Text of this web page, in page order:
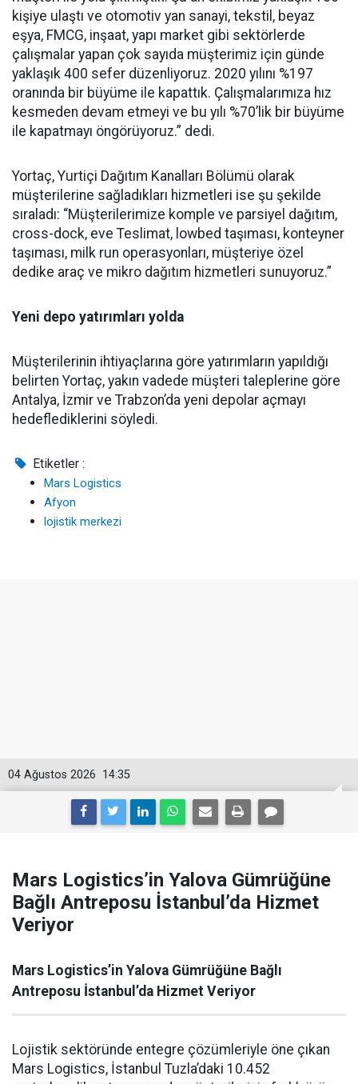
kişiye ulaştı ve otomotiv yan sanayi, tekstil, beyaz
eşya, FMCG, inşaat, yapı market gibi sektörlerde
çalışmalar yapan çok sayıda müşterimiz için günde
yaklaşık 400 sefer düzenliyoruz. 2020 yılını %197
oranında bir büyüme ile kapattık. Çalışmalarımıza hız
kesmeden devam etmeyi ve bu yılı %70’lik bir büyüme
ile kapatmayı öngörüyoruz.” dedi.
Yortaç, Yurtiçi Dağıtım Kanalları Bölümü olarak
müşterilerine sağladıkları hizmetleri ise şu şekilde
sıraladı: “Müşterilerimize komple ve parsiyel dağıtım,
cross-dock, eve Teslimat, lowbed taşıması, konteyner
taşıması, milk run operasyonları, müşteriye özel
dedike araç ve mikro dağıtım hizmetleri sunuyoruz.”
Yeni depo yatırımları yolda
Müşterilerinin ihtiyaçlarına göre yatırımların yapıldığı
belirten Yortaç, yakın vadede müşteri taleplerine göre
Antalya, İzmir ve Trabzon’da yeni depolar açmayı
hedeflediklerini söyledi.
Etiketler :
Mars Logistics
Afyon
lojistik merkezi
14:35
04 Ağustos 2026
Mars Logistics’in Yalova Gümrüğüne
Bağlı Antreposu İstanbul’da Hizmet
Veriyor
Mars Logistics’in Yalova Gümrüğüne Bağlı
Antreposu İstanbul’da Hizmet Veriyor
Lojistik sektöründe entegre çözümleriyle öne çıkan
Mars Logistics, İstanbul Tuzla’daki 10.452